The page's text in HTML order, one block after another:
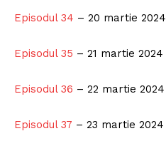
Episodul 34 – 20 martie 2024
Episodul 35 – 21 martie 2024
Episodul 36 – 22 martie 2024
Episodul 37 – 23 martie 2024